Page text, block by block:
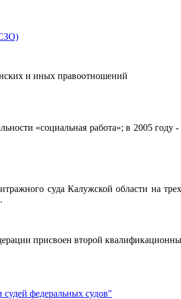
и иных правоотношений
«социальная работа»; в 2005
суда Калужской области на
присвоен второй
федеральных судов"